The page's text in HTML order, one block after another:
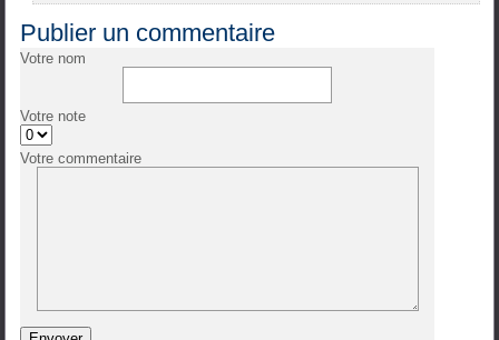
Publier un commentaire
Votre nom
Votre note
Votre commentaire